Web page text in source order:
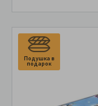
Подушка в
подарок